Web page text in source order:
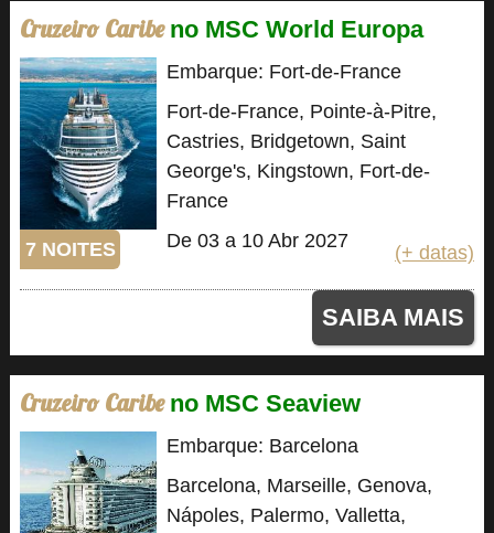
Cruzeiro Caribe no MSC World Europa
7 NOITES
Embarque: Fort-de-France
Fort-de-France, Pointe-à-Pitre,
Castries, Bridgetown, Saint
George's, Kingstown, Fort-de-
France
De 03 a 10 Abr 2027
(+ datas)
SAIBA MAIS
Cruzeiro Caribe no MSC Seaview
Embarque: Barcelona
Barcelona, Marseille, Genova,
Nápoles, Palermo, Valletta,